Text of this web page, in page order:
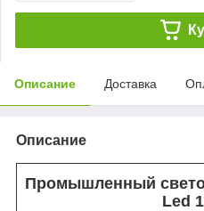
Описание Доставка
Описание
Промышленный
Led